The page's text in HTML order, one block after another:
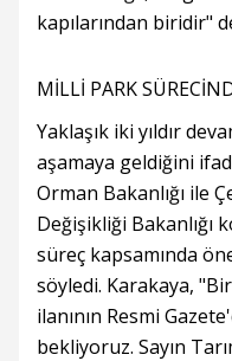
kapılarından biridir"
MİLLİ PARK
Yaklaşık iki yıldır
aşamaya geldiğini
Orman Bakanlığı ile
Değişikliği
süreç kapsamında
söyledi. Karakaya,
ilanının Resmi
bekliyoruz. Sayın